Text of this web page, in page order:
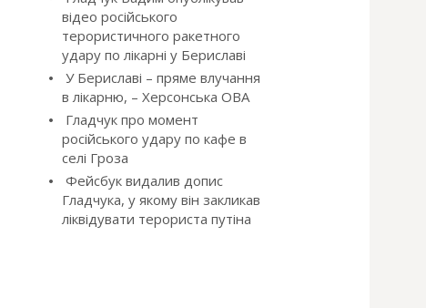
відео російського
терористичного ракетного
удару по лікарні у Бериславі
У Бериславі – пряме влучання
в лікарню, – Херсонська ОВА
Гладчук про момент
російського удару по кафе в
селі Гроза
Фейсбук видалив допис
Гладчука, у якому він закликав
ліквідувати терориста путіна